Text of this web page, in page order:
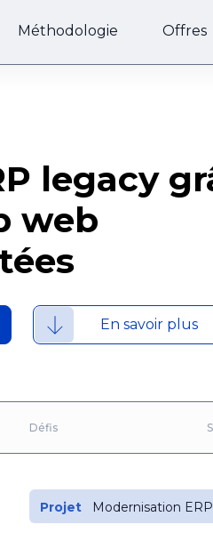
Méthodologie Offres
legacy
web
En savoir plus
Défis
Projet Modernisation ERP